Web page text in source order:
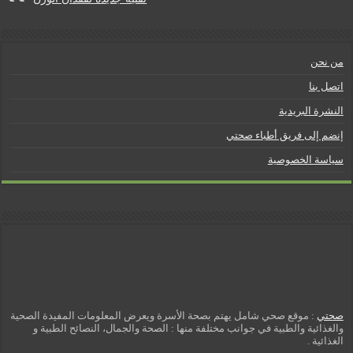
من نحن
اتصل بنا
النشرة البريدية
إنضم إلى فريق أطباء صحتي
سياسة الخصوصية
صحتي : موقع صحي شامل يهتم بصحة الأسرة ويعرض المعلومات المفيدة الصحية
والغذائية والطبية في جوانب مختلفة منها : الصحة والجمال، النصائح الطبية و
الغذائية .